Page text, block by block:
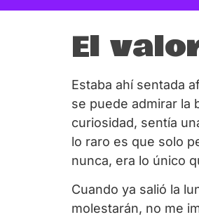
El
Estaba ahí sentada
se puede admirar la
curiosidad, sentía
lo raro es que solo
nunca, era lo único
Cuando ya salió la
molestarán, no me